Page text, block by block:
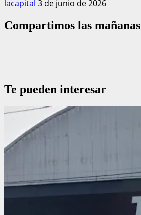
lacapital 3 de junio de 2026
Compartimos las mañanas
Te pueden interesar